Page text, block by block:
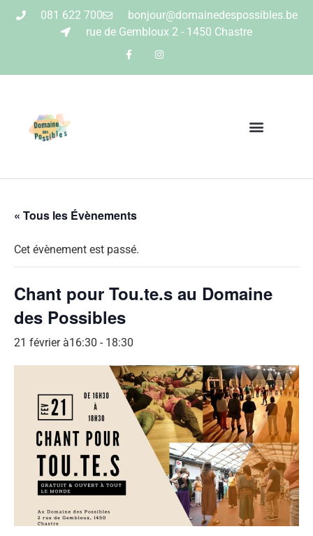
081 622 700
bonjour@domainedespossibles.be
rue de Gembloux 2 - 1450 Chastre
« Tous les Évènements
Cet évènement est passé.
Chant pour Tou.te.s au Domaine
des Possibles
21 février à16:30 - 18:30